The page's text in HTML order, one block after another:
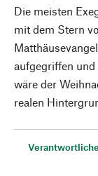
Die meisten
mit dem Stern
aufgegriffen
wäre der
realen